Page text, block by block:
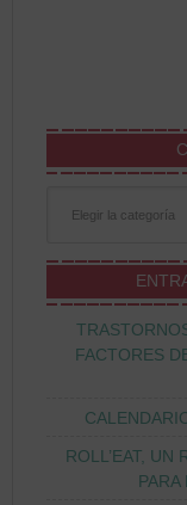
FACTORES
ROLL’EAT, UN
PARA